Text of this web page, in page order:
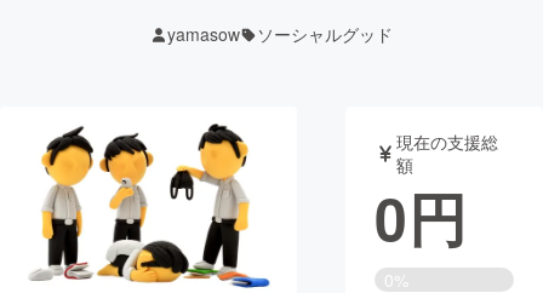
ジェクト
ロジェクト
アート・写真 音楽
テクノロジー・ガジェット ゲーム・サ
映像・映画 書籍・雑誌
yamasow ソーシャルグッド
現在の支援総
額
0円
0%